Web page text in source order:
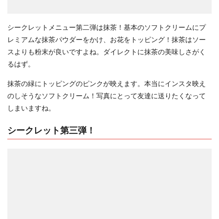
シークレットメニュー第二弾は抹茶！基本のソフトクリームにプ
レミアムな抹茶パウダーをかけ、お花をトッピング！抹茶はソー
スよりも粉末が良いですよね。ダイレクトに抹茶の美味しさがく
るはず。
抹茶の緑にトッピングのピンクが映えます。本当にインスタ映え
のしそうなソフトクリーム！写真にとって友達に送りたくなって
しまいますね。
シークレット第三弾！